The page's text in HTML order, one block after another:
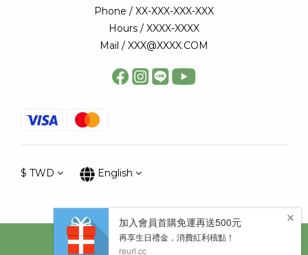
Phone / XX-XXX-XXX-XXX
Hours / XXXX-XXXX
Mail / XXX@XXXX.COM
$ TWD English
Copyright © 太陽星網路科技股份有限公司